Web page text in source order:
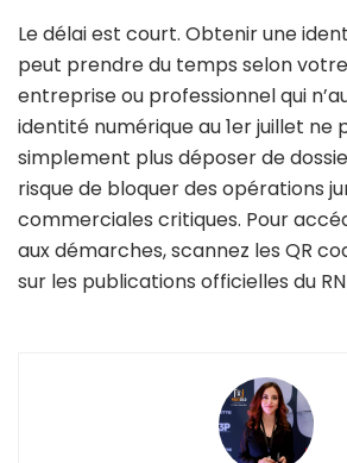
Le délai est court. Obtenir une
peut prendre du temps selon
entreprise ou professionnel qui
identité numérique au 1er juillet ne
simplement plus déposer de
risque de bloquer des opérations
commerciales critiques. Pour
aux démarches, scannez les QR
sur les publications officielles du